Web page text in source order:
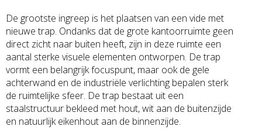
De grootste ingreep is het plaatsen van een vide met
nieuwe trap. Ondanks dat de grote kantoorruimte geen
direct zicht naar buiten heeft, zijn in deze ruimte een
aantal sterke visuele elementen ontworpen. De trap
vormt een belangrijk focuspunt, maar ook de gele
achterwand en de industriële verlichting bepalen sterk
de ruimtelijke sfeer. De trap bestaat uit een
staalstructuur bekleed met hout, wit aan de buitenzijde
en natuurlijk eikenhout aan de binnenzijde.